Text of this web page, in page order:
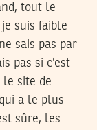
tout le
je suis faible
sais pas par
pas si c’est
le site de
a le plus
sûre, les